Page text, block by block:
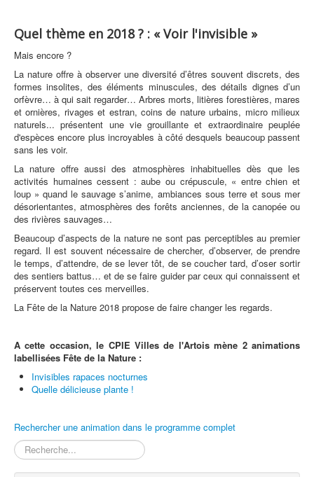
Quel thème en 2018 ? : « Voir l'invisible »
Mais encore ?
La nature offre à observer une diversité d’êtres souvent discrets, des
formes insolites, des éléments minuscules, des détails dignes d’un
orfèvre… à qui sait regarder… Arbres morts, litières forestières, mares
et ornières, rivages et estran, coins de nature urbains, micro milieux
naturels... présentent une vie grouillante et extraordinaire peuplée
d'espèces encore plus incroyables à côté desquels beaucoup passent
sans les voir.
La nature offre aussi des atmosphères inhabituelles dès que les
activités humaines cessent : aube ou crépuscule, « entre chien et
loup » quand le sauvage s’anime, ambiances sous terre et sous mer
désorientantes, atmosphères des forêts anciennes, de la canopée ou
des rivières sauvages…
Beaucoup d’aspects de la nature ne sont pas perceptibles au premier
regard. Il est souvent nécessaire de chercher, d’observer, de prendre
le temps, d’attendre, de se lever tôt, de se coucher tard, d’oser sortir
des sentiers battus… et de se faire guider par ceux qui connaissent et
préservent toutes ces merveilles.
La Fête de la Nature 2018 propose de faire changer les regards.
A cette occasion, le CPIE Villes de l'Artois mène 2 animations
labellisées Fête de la Nature :
Invisibles rapaces nocturnes
Quelle délicieuse plante !
Rechercher une animation dans le programme complet
Rechercher